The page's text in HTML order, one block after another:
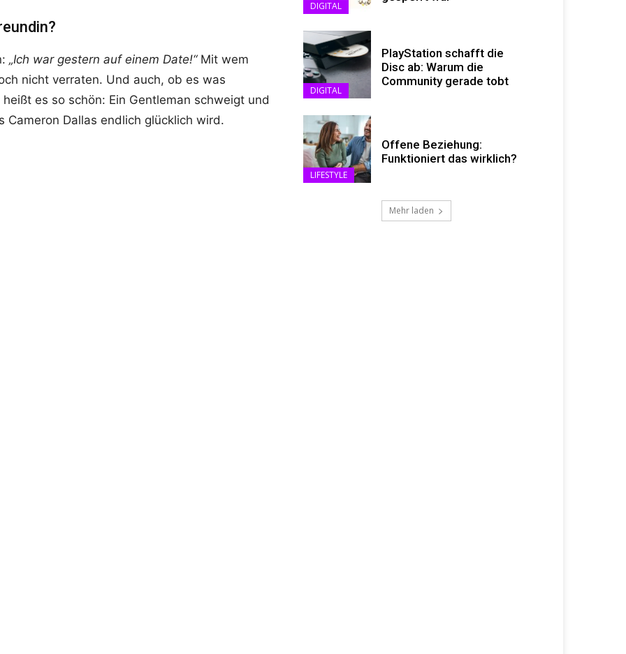
„Ich war gestern auf einem Date!“ Mit wem
nicht verraten. Und auch, ob es was
es so schön: Ein Gentleman schweigt und
Cameron Dallas endlich glücklich wird.
DIGITAL
DIGITAL
PlayStation schafft die
Disc ab: Warum die
Community gerade tobt
LIFESTYLE
Offene Beziehung:
Funktioniert das wirklich?
Mehr laden